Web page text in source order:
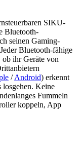
SIKU-
Bluetooth-
seinen Gaming-
Bluetooth-fähige
ihr Geräte von
/Android) erkennt
losgehen. Keine
Fummeln
koppeln, App